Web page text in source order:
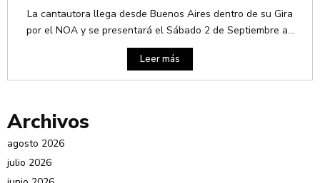
La cantautora llega desde Buenos Aires dentro de su Gira
por el NOA y se presentará el Sábado 2 de Septiembre a...
Leer más
Archivos
agosto 2026
julio 2026